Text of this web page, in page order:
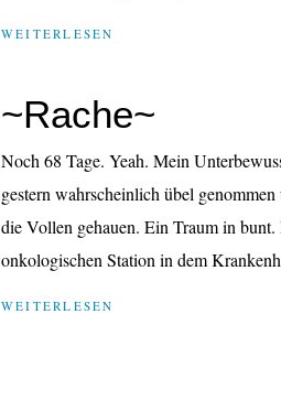
WEITERLESEN
~Rache~
Noch 68 Tage. Yeah. Mein
gestern wahrscheinlich übel
die Vollen gehauen. Ein Traum in
onkologischen Station in dem
WEITERLESEN